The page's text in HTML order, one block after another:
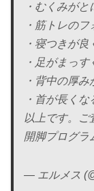
・むくみが
・筋トレの
・寝つきが
・足がまっす
・背中の厚み
・首が長くな
以上です。ご
開脚プログラ
— エルメス